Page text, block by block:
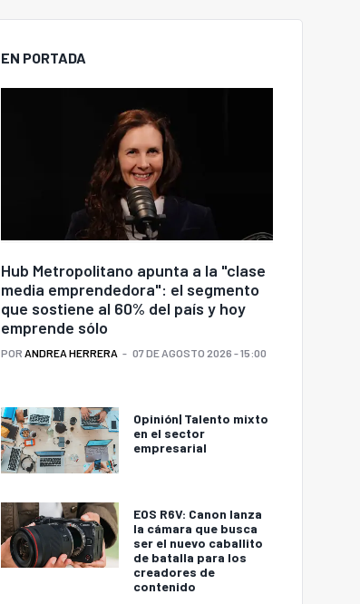
EN PORTADA
Hub Metropolitano apunta a la "clase
media emprendedora": el segmento
que sostiene al 60% del país y hoy
emprende sólo
POR ANDREA HERRERA 07 DE AGOSTO 2026 - 15:00
Opinión| Talento mixto
en el sector
empresarial
EOS R6V: Canon lanza
la cámara que busca
ser el nuevo caballito
de batalla para los
creadores de
contenido